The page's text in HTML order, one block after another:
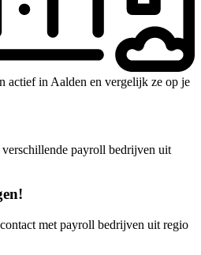
actief in Aalden en vergelijk ze op je
payroll bedrijven uit
met payroll bedrijven uit regio